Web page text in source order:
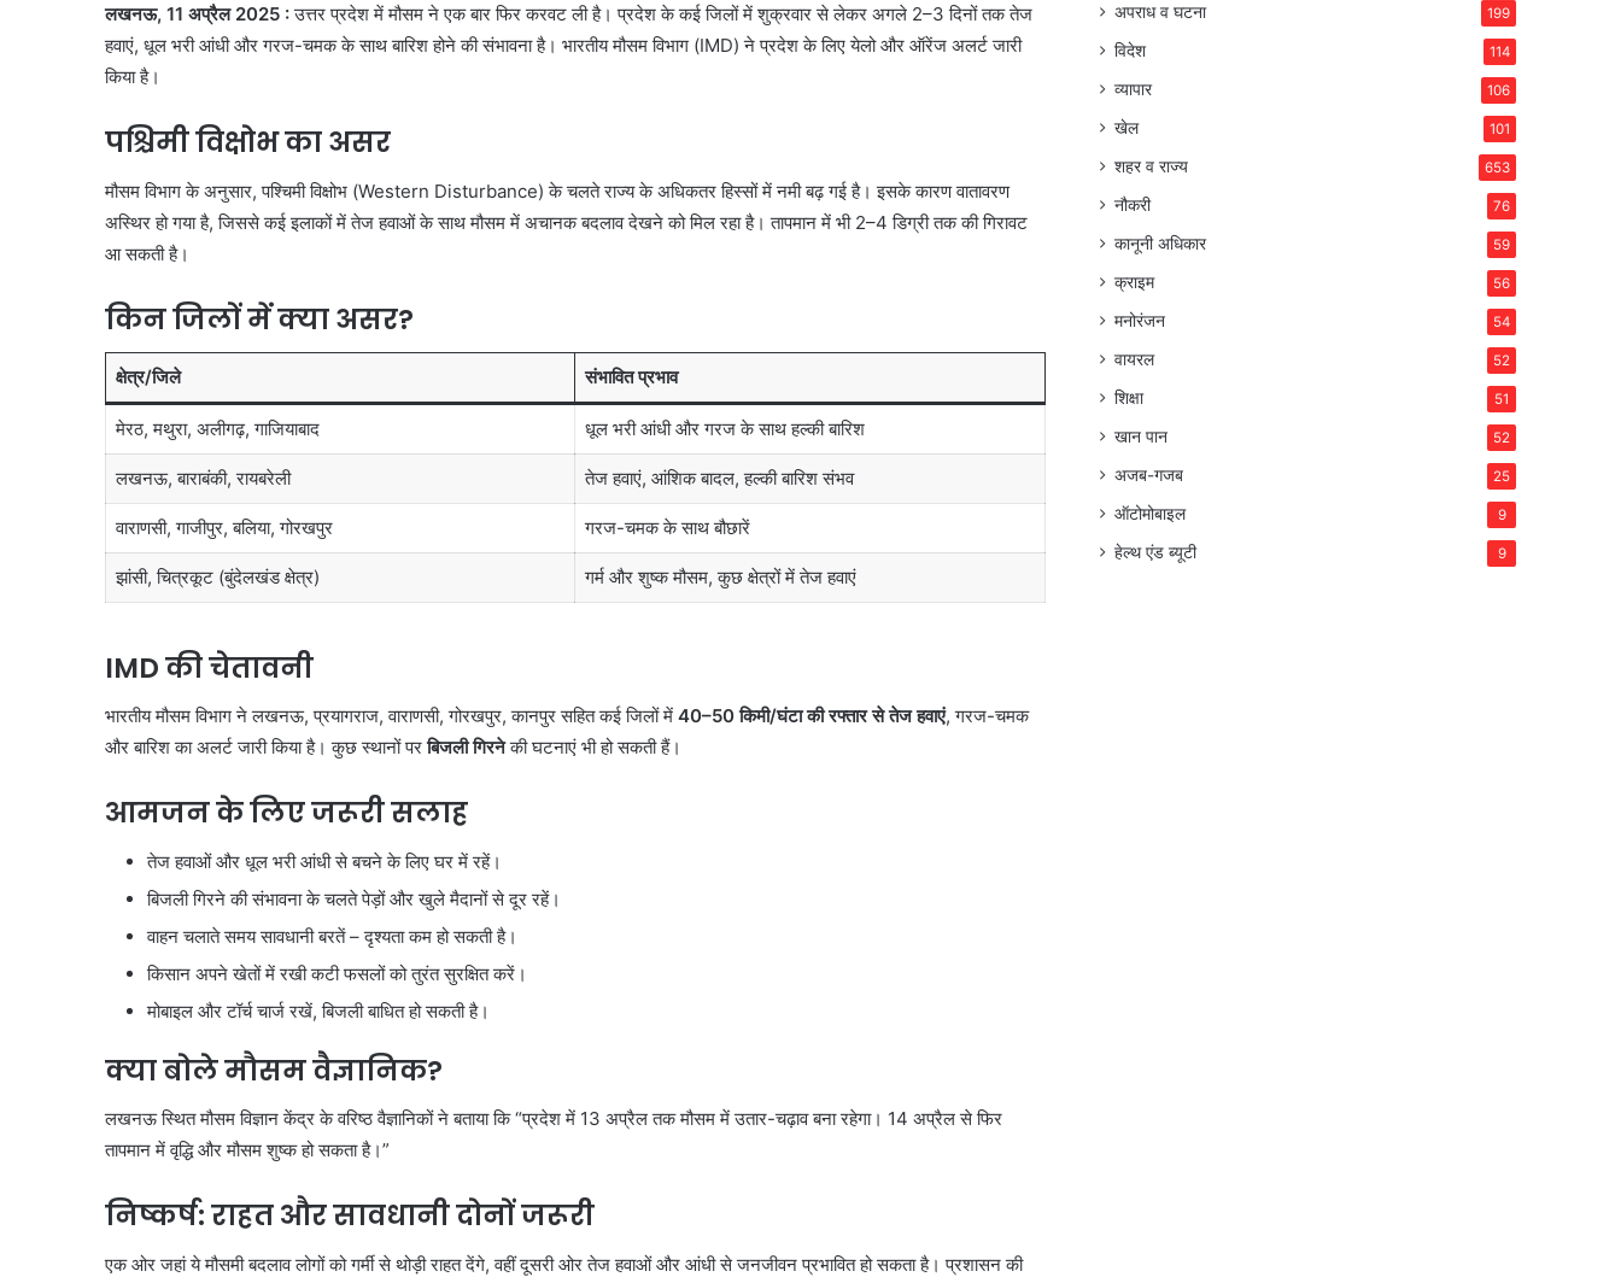
लखनऊ, 11 अप्रैल 2025 :उत्तर प्रदेश में मौसम ने एक बार फिर करवट ली है। प्रदेश के कई जिलों में शुक्रवार से लेकर अगले 2–3 दिनों तक तेज
हवाएं, धूल भरी आंधी और गरज-चमक के साथ बारिश होने की संभावना है। भारतीय मौसम विभाग (IMD) ने प्रदेश के लिए येलो और ऑरेंज अलर्ट जारी
किया है।
पश्चिमी विक्षोभ का असर
मौसम विभाग के अनुसार, पश्चिमी विक्षोभ (Western Disturbance) के चलते राज्य के अधिकतर हिस्सों में नमी बढ़ गई है। इसके कारण वातावरण
अस्थिर हो गया है, जिससे कई इलाकों में तेज हवाओं के साथ मौसम में अचानक बदलाव देखने को मिल रहा है। तापमान में भी 2–4 डिग्री तक की गिरावट
आ सकती है।
किन जिलों में क्या असर?
क्षेत्र/जिले संभावित प्रभाव
मेरठ, मथुरा, अलीगढ़, गाजियाबाद धूल भरी आंधी और गरज के साथ हल्की बारिश
लखनऊ, बाराबंकी, रायबरेली तेज हवाएं, आंशिक बादल, हल्की बारिश संभव
वाराणसी, गाजीपुर, बलिया, गोरखपुर गरज-चमक के साथ बौछारें
झांसी, चित्रकूट (बुंदेलखंड क्षेत्र) गर्म और शुष्क मौसम, कुछ क्षेत्रों में तेज हवाएं
IMD की चेतावनी
भारतीय मौसम विभाग ने लखनऊ, प्रयागराज, वाराणसी, गोरखपुर, कानपुर सहित कई जिलों में 40–50 किमी/घंटा की रफ्तार से तेज हवाएं, गरज-चमक
और बारिश का अलर्ट जारी किया है। कुछ स्थानों परबिजली गिरनेकी घटनाएं भी हो सकती हैं।
आमजन के लिए जरूरी सलाह
तेज हवाओं और धूल भरी आंधी से बचने के लिए घर में रहें।
बिजली गिरने की संभावना के चलते पेड़ों और खुले मैदानों से दूर रहें।
वाहन चलाते समय सावधानी बरतें – दृश्यता कम हो सकती है।
किसान अपने खेतों में रखी कटी फसलों को तुरंत सुरक्षित करें।
मोबाइल और टॉर्च चार्ज रखें, बिजली बाधित हो सकती है।
क्या बोले मौसम वैज्ञानिक?
लखनऊ स्थित मौसम विज्ञान केंद्र के वरिष्ठ वैज्ञानिकों ने बताया कि “प्रदेश में 13 अप्रैल तक मौसम में उतार-चढ़ाव बना रहेगा। 14 अप्रैल से फिर
तापमान में वृद्धि और मौसम शुष्क हो सकता है।”
निष्कर्ष: राहत और सावधानी दोनों जरूरी
एक ओर जहां ये मौसमी बदलाव लोगों को गर्मी से थोड़ी राहत देंगे, वहीं दूसरी ओर तेज हवाओं और आंधी से जनजीवन प्रभावित हो सकता है। प्रशासन की
अपराध व घटना 199
विदेश 114
व्यापार 106
खेल 101
शहर व राज्य 653
नौकरी 76
कानूनी अधिकार 59
क्राइम 56
मनोरंजन 54
वायरल 52
शिक्षा 51
खान पान 52
अजब-गजब 25
ऑटोमोबाइल 9
हेल्थ एंड ब्यूटी 9